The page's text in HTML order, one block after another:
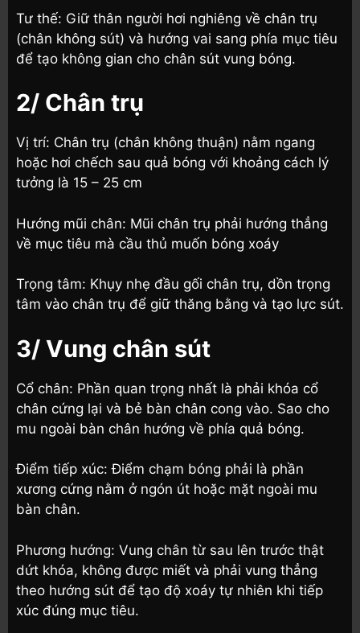
Tư thế: Giữ thân người hơi nghiêng về chân trụ
(chân không sút) và hướng vai sang phía mục tiêu
để tạo không gian cho chân sút vung bóng.
2/ Chân trụ
Vị trí: Chân trụ (chân không thuận) nằm ngang
hoặc hơi chếch sau quả bóng với khoảng cách lý
tưởng là 15 – 25 cm
Hướng mũi chân: Mũi chân trụ phải hướng thẳng
về mục tiêu mà cầu thủ muốn bóng xoáy
Trọng tâm: Khụy nhẹ đầu gối chân trụ, dồn trọng
tâm vào chân trụ để giữ thăng bằng và tạo lực sút.
3/ Vung chân sút
Cổ chân: Phần quan trọng nhất là phải khóa cổ
chân cứng lại và bẻ bàn chân cong vào. Sao cho
mu ngoài bàn chân hướng về phía quả bóng.
Điểm tiếp xúc: Điểm chạm bóng phải là phần
xương cứng nằm ở ngón út hoặc mặt ngoài mu
bàn chân.
Phương hướng: Vung chân từ sau lên trước thật
dứt khóa, không được miết và phải vung thẳng
theo hướng sút để tạo độ xoáy tự nhiên khi tiếp
xúc đúng mục tiêu.